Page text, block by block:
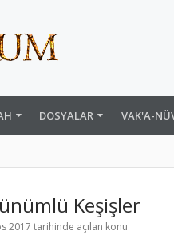
DOSYALAR VAK'A-
Keşişler
2017 tarihinde açılan konu